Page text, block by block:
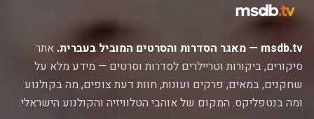
msdb.tv — מאגר הסדרות והסרטים המוביל בעברית.
אתר
סיקורים, ביקורות וטריילרים לסדרות וסרטים — מידע מלא על
שחקנים, במאים, פרקים ועונות, חוות דעת צופים, מה בקולנוע
ומה בנטפליקס. המקום של אוהבי הטלוויזיה והקולנוע הישראלי.